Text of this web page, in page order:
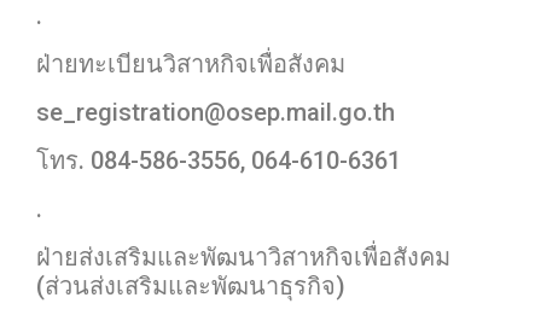
.
ฝ่ายทะเบียนวิสาหกิจเพื่อสังคม
se_registration@osep.mail.go.th
โทร. 084-586-3556, 064-610-6361
.
ฝ่ายส่งเสริมและพัฒนาวิสาหกิจเพื่อสังคม
(ส่วนส่งเสริมและพัฒนาธุรกิจ)